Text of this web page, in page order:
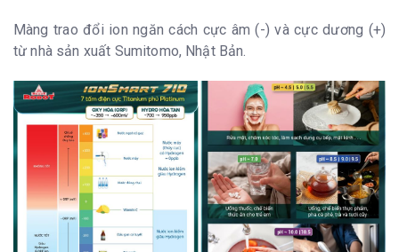
Màng trao đổi ion ngăn cách cực âm (-) và cực dương (+)
từ nhà sản xuất Sumitomo, Nhật Bản.